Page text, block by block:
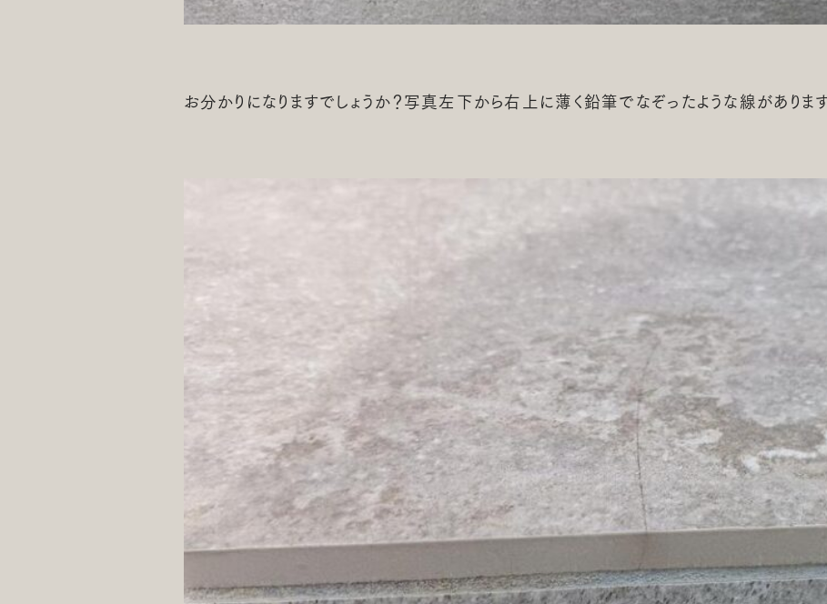
お分かりになりますでしょうか？写真左下から右上に薄く鉛筆でなぞったような線がありま